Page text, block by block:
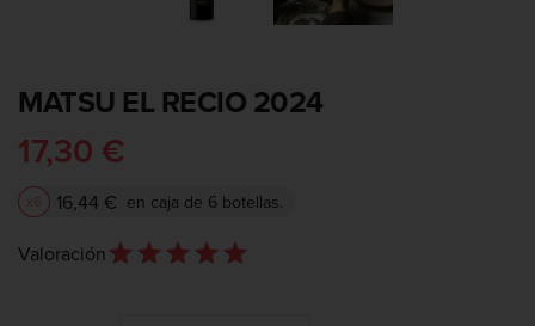
MATSU EL RECIO 2024
17,30 €
x6 16,44 € en caja de 6 botellas.
Valoraciónstar_outline star_outline star_outline star_outline star_outline
star star star star star